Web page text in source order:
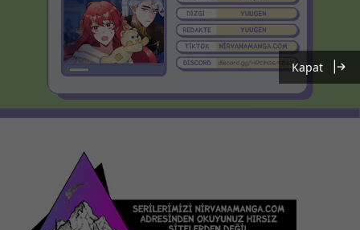
Kapat